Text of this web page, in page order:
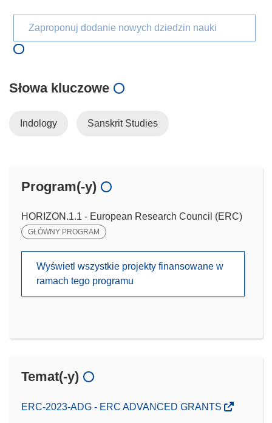
Zaproponuj dodanie nowych dziedzin nauki
Słowa kluczowe
Indology Sanskrit Studies
Program(-y)
HORIZON.1.1 - European Research Council (ERC)
GŁÓWNY PROGRAM
Wyświetl wszystkie projekty finansowane w
ramach tego programu
Temat(-y)
ERC-2023-ADG - ERC ADVANCED GRANTS